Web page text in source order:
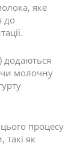
яке
до
додаються
молочну
процесу
такі як